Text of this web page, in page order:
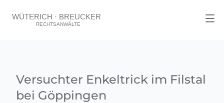
Versuchter Enkeltrick im Filstal
bei Göppingen